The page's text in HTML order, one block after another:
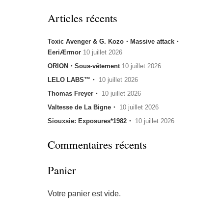
Articles récents
Toxic Avenger & G. Kozo・Massive attack・
EeriÆrmor 10 juillet 2026
ORION・Sous-vêtement 10 juillet 2026
LELO LABS™・ 10 juillet 2026
Thomas Freyer・ 10 juillet 2026
Valtesse de La Bigne・ 10 juillet 2026
Siouxsie: Exposures*1982・ 10 juillet 2026
Commentaires récents
Panier
Votre panier est vide.